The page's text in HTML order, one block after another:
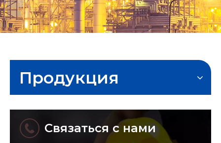
Продукция
Связаться с нами